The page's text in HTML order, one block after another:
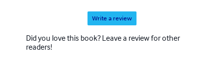
Write a review
Did you love this book? Leave a review for other
readers!